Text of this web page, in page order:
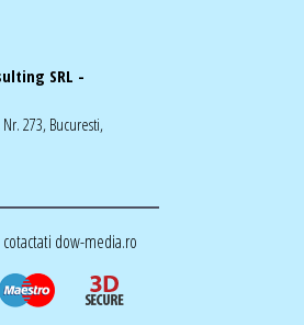
SRL -
273, Bucuresti,
dow-media.ro